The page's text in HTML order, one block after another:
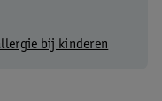
bij kinderen